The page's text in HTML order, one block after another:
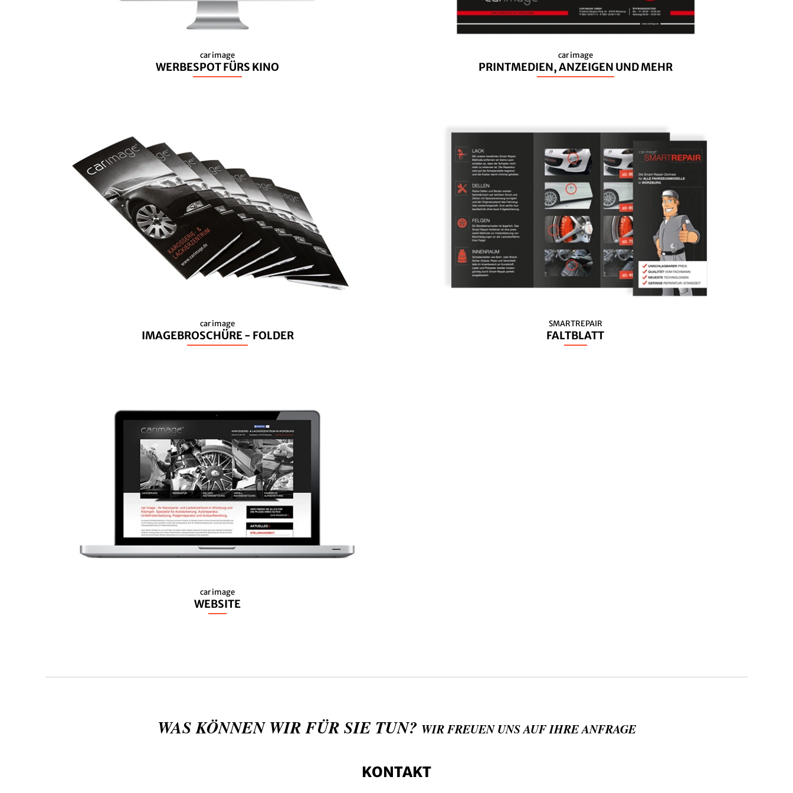
car image
WERBESPOT FÜRS KINO
car image
PRINTMEDIEN, ANZEIGEN UND MEHR
car image
IMAGEBROSCHÜRE - FOLDER
SMARTREPAIR
FALTBLATT
car image
WEBSITE
WAS KÖNNEN WIR FÜR SIE TUN? WIR FREUEN UNS AUF IHRE ANFRAGE
KONTAKT